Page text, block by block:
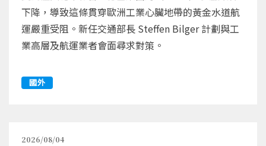
下降，導致這條貫穿歐洲工業心臟地帶的黃金水道航
運嚴重受阻。新任交通部長 Steffen Bilger 計劃與工
業高層及航運業者會面尋求對策。
國外
2026/08/04